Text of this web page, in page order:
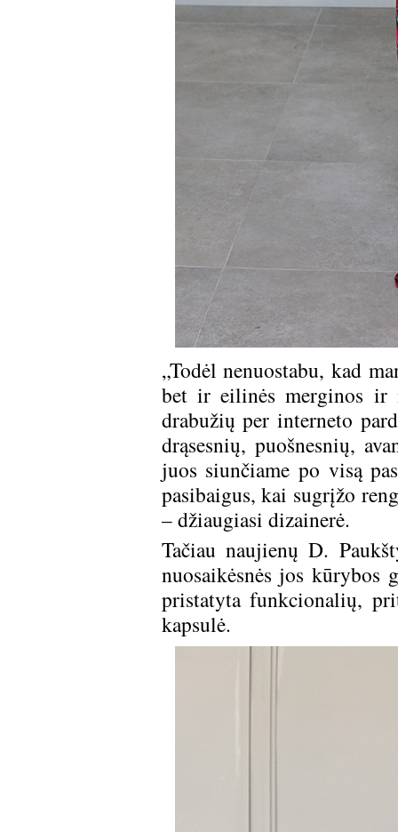
„Todėl nenuostabu, kad
bet ir eilinės merginos ir
drabužių per interneto
drąsesnių, puošnesnių,
juos siunčiame po visą
pasibaigus, kai sugrįžo
– džiaugiasi dizainerė.
Tačiau naujienų D.
nuosaikėsnės jos kūrybos
pristatyta funkcionalių,
kapsulė.